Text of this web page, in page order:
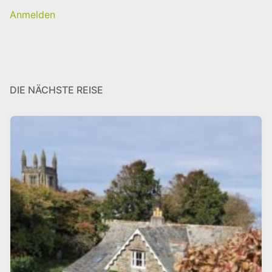
Anmelden
DIE NÄCHSTE REISE